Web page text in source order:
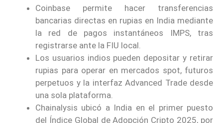
Coinbase permite hacer transferencias
bancarias directas en rupias en India mediante
la red de pagos instantáneos IMPS, tras
registrarse ante la FIU local.
Los usuarios indios pueden depositar y retirar
rupias para operar en mercados spot, futuros
perpetuos y la interfaz Advanced Trade desde
una sola plataforma.
Chainalysis ubicó a India en el primer puesto
del Índice Global de Adopción Cripto 2025, por